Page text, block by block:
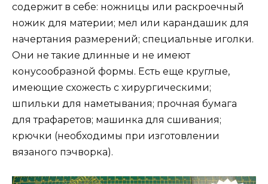
содержит в себе: ножницы или раскроечный
ножик для материи; мел или карандашик для
начертания размерений; специальные иголки.
Они не такие длинные и не имеют
конусообразной формы. Есть еще круглые,
имеющие схожесть с хирургическими;
шпильки для наметывания; прочная бумага
для трафаретов; машинка для сшивания;
крючки (необходимы при изготовлении
вязаного пэчворка).